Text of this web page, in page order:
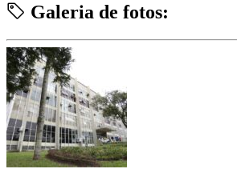
Galeria de fotos: